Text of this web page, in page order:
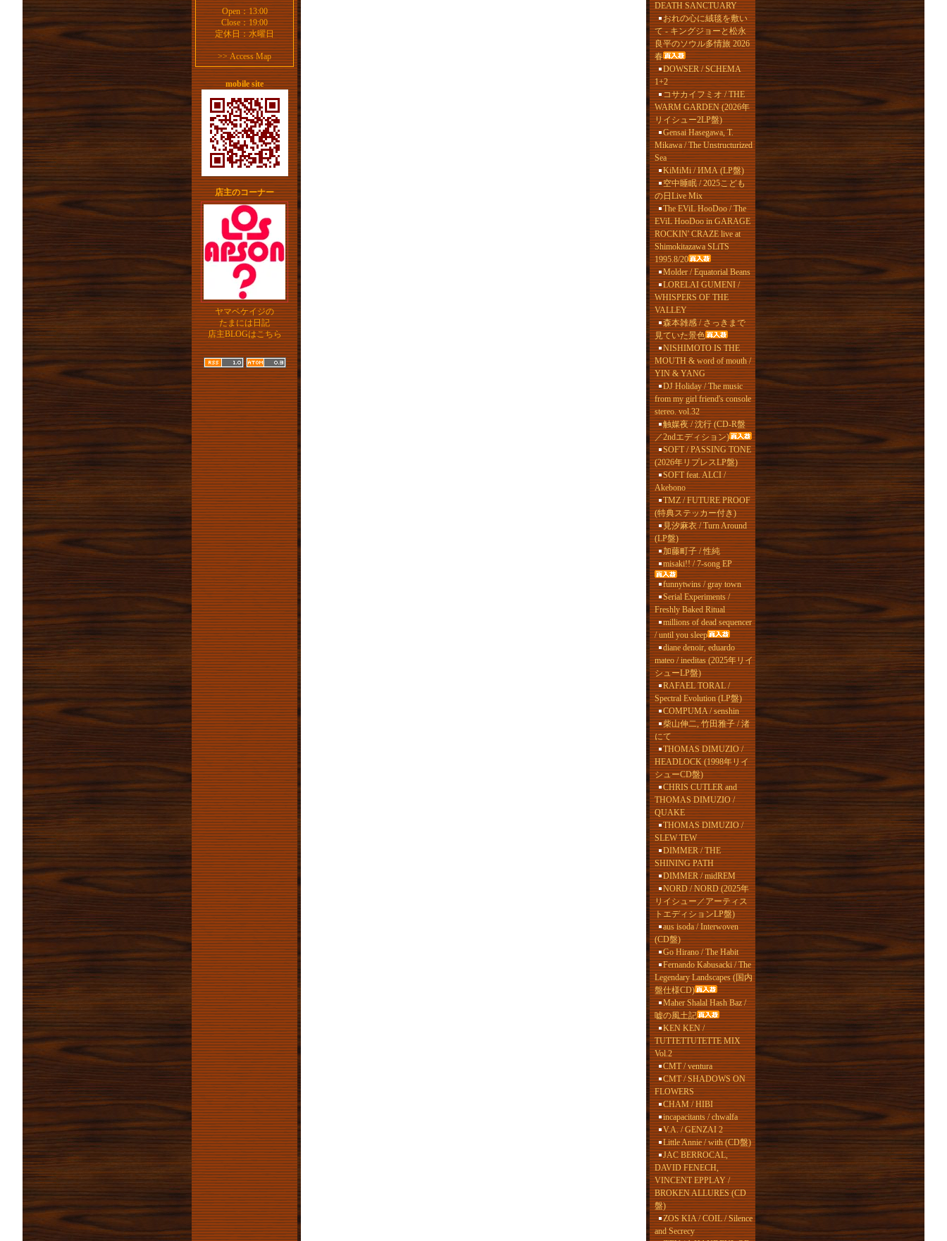
Open：13:00
Close：19:00
定休日：水曜日
>>Access Map
mobile site
店主のコーナー
ヤマベケイジの
たまには日記
店主BLOGはこちら
DEATH SANCTUARY
おれの心に絨毯を敷い
て - キングジョーと松永
良平のソウル多情旅 2026
春
DOWSER / SCHEMA
1+2
コサカイフミオ / THE
WARM GARDEN (2026年
リイシュー2LP盤)
Gensai Hasegawa, T.
Mikawa / The Unstructurized
Sea
KiMiMi / ИМА (LP盤)
空中睡眠 / 2025こども
の日Live Mix
The EViL HooDoo / The
EViL HooDoo in GARAGE
ROCKIN' CRAZE live at
Shimokitazawa SLiTS
1995.8/20
Molder / Equatorial Beans
LORELAI GUMENI /
WHISPERS OF THE
VALLEY
森本雑感 / さっきまで
見ていた景色
NISHIMOTO IS THE
MOUTH & word of mouth /
YIN & YANG
DJ Holiday / The music
from my girl friend's console
stereo. vol.32
触媒夜 / 沈行 (CD-R盤
／2ndエディション)
SOFT / PASSING TONE
(2026年リプレスLP盤)
SOFT feat. ALCI /
Akebono
TMZ / FUTURE PROOF
(特典ステッカー付き)
見汐麻衣 / Turn Around
(LP盤)
加藤町子 / 性純
misaki!! / 7-song EP
funnytwins / gray town
Serial Experiments /
Freshly Baked Ritual
millions of dead sequencer
/ until you sleep
diane denoir, eduardo
mateo / ineditas (2025年リイ
シューLP盤)
RAFAEL TORAL /
Spectral Evolution (LP盤)
COMPUMA / senshin
柴山伸二, 竹田雅子 / 渚
にて
THOMAS DIMUZIO /
HEADLOCK (1998年リイ
シューCD盤)
CHRIS CUTLER and
THOMAS DIMUZIO /
QUAKE
THOMAS DIMUZIO /
SLEW TEW
DIMMER / THE
SHINING PATH
DIMMER / midREM
NORD / NORD (2025年
リイシュー／アーティス
トエディションLP盤)
aus isoda / Interwoven
(CD盤)
Go Hirano / The Habit
Fernando Kabusacki / The
Legendary Landscapes (国内
盤仕様CD)
Maher Shalal Hash Baz /
嘘の風土記
KEN KEN /
TUTTETTUTETTE MIX
Vol.2
CMT / ventura
CMT / SHADOWS ON
FLOWERS
CHAM / HIBI
incapacitants / chwalfa
V.A. / GENZAI 2
Little Annie / with (CD盤)
JAC BERROCAL,
DAVID FENECH,
VINCENT EPPLAY /
BROKEN ALLURES (CD
盤)
ZOS KIA / COIL / Silence
and Secrecy